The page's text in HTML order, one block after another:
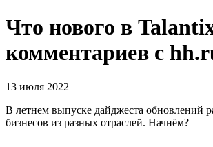
Что нового в
комментариев с
13 июля 2022
В летнем выпуске дайджеста обновлений
бизнесов из разных отраслей. Начнём?